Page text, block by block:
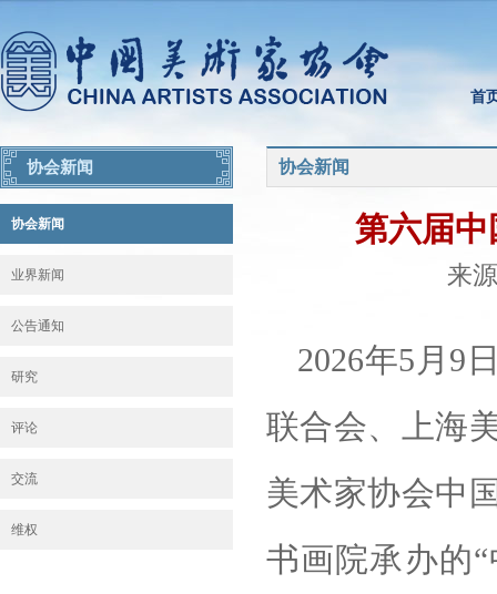
首
协会新闻
协会新闻
业界新闻
公告通知
研究
评论
交流
维权
协会新闻
第六届
来
2026年5月9
联合会、上海
美术家协会中
书画院承办的